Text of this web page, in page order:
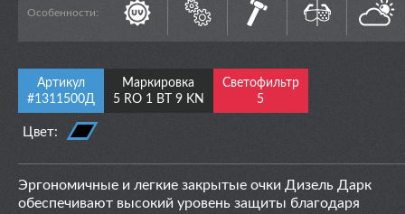
Особенности:
Артикул
#1311500Д
Маркировка
5 RO 1 BT 9 KN
Светофильтр
5
Цвет:
Эргономичные и легкие закрытые очки Дизель Дарк
обеспечивают высокий уровень защиты благодаря